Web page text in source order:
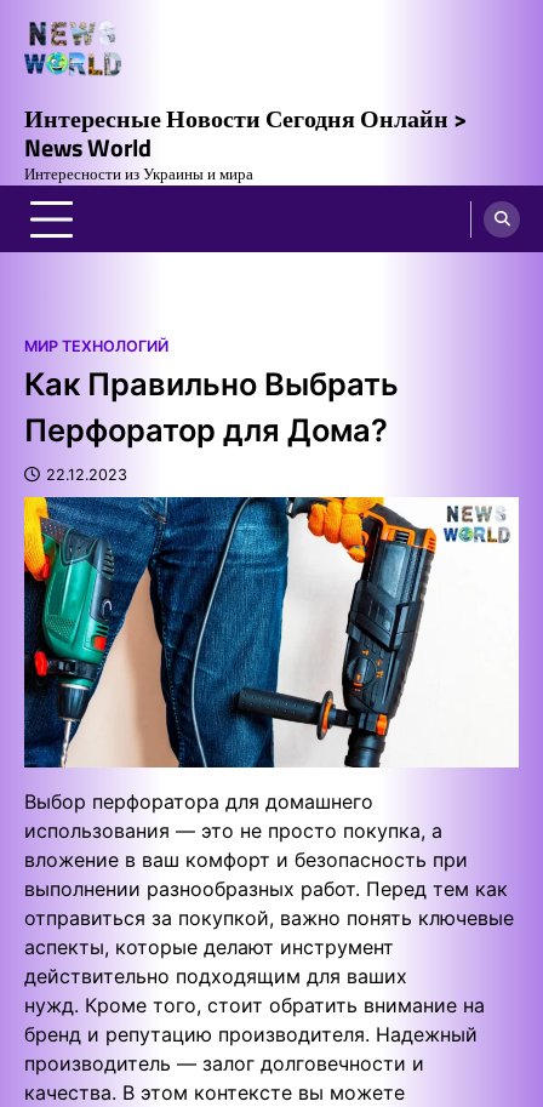
content
Интересные Новости Сегодня Онлайн >
News World
Интересности из Украины и мира
МИР ТЕХНОЛОГИЙ
Как Правильно Выбрать
Перфоратор для Дома?
22.12.2023
Выбор перфоратора для домашнего
использования — это не просто покупка, а
вложение в ваш комфорт и безопасность при
выполнении разнообразных работ. Перед тем как
отправиться за покупкой, важно понять ключевые
аспекты, которые делают инструмент
действительно подходящим для ваших
нужд. Кроме того, стоит обратить внимание на
бренд и репутацию производителя. Надежный
производитель — залог долговечности и
качества. В этом контексте вы можете